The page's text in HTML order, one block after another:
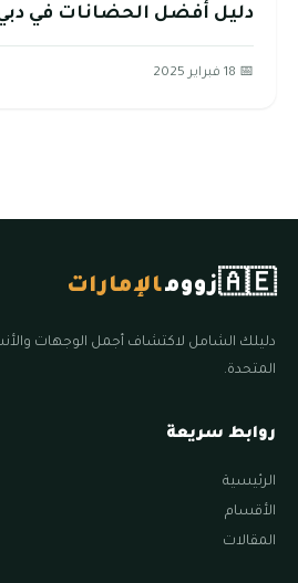
دليل أفضل الحضانات في دبي
📅 18 فبراير 2025
🇦🇪زوومالإمارات
دليلك الشامل لاكتشاف أجمل الوجهات
المتحدة.
روابط سريعة
الرئيسية
الأقسام
المقالات